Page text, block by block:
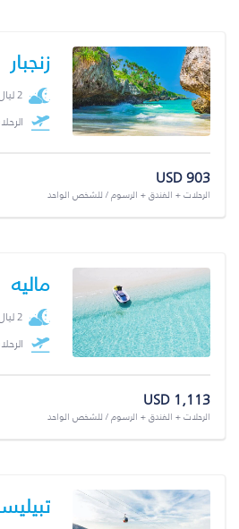
زنجبار
2 ليال
USD 903
الرحلات + الفندق + الرسوم / للشخص الواحد
ماليه
2 ليال
USD 1,113
الرحلات + الفندق + الرسوم / للشخص الواحد